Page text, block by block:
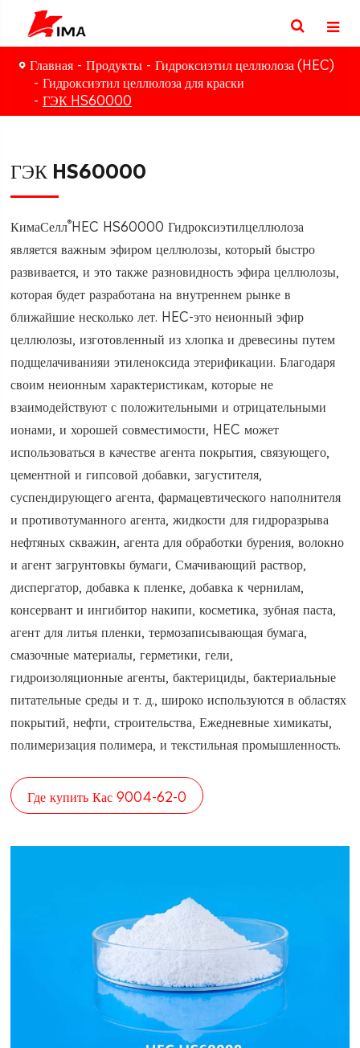
Главная Продукты
Гидроксиэтил целлюлоза (HEC)
Гидроксиэтил целлюлоза для краски
ГЭК HS60000
ГЭК HS60000
КимаСелл®HEC HS60000 Гидроксиэтилцеллюлоза
является важным эфиром целлюлозы, который быстро
развивается, и это также разновидность эфира целлюлозы,
которая будет разработана на внутреннем рынке в
ближайшие несколько лет. HEC-это неионный эфир
целлюлозы, изготовленный из хлопка и древесины путем
подщелачиванияи этиленоксида этерификации. Благодаря
своим неионным характеристикам, которые не
взаимодействуют с положительными и отрицательными
ионами, и хорошей совместимости, HEC может
использоваться в качестве агента покрытия, связующего,
цементной и гипсовой добавки, загустителя,
суспендирующего агента, фармацевтического наполнителя
и противотуманного агента, жидкости для гидроразрыва
нефтяных скважин, агента для обработки бурения, волокно
и агент загрунтовкы бумаги, Смачивающий раствор,
диспергатор, добавка к пленке, добавка к чернилам,
консервант и ингибитор накипи, косметика, зубная паста,
агент для литья пленки, термозаписывающая бумага,
смазочные материалы, герметики, гели,
гидроизоляционные агенты, бактерициды, бактериальные
питательные среды и т. д., широко используются в областях
покрытий, нефти, строительства, Ежедневные химикаты,
полимеризация полимера, и текстильная промышленность.
Где купить Кас 9004-62-0